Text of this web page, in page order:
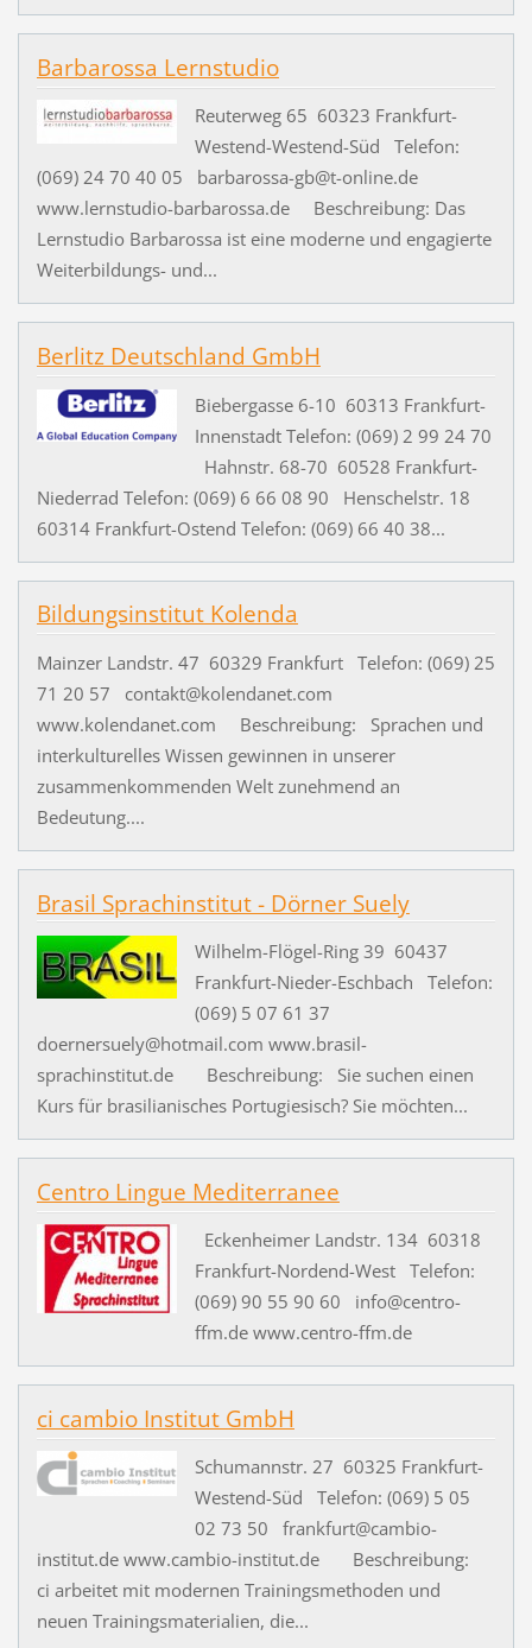
Barbarossa Lernstudio
Reuterweg 65 60323 Frankfurt-
Westend-Westend-Süd Telefon:
(069) 24 70 40 05 barbarossa-gb@t-online.de
www.lernstudio-barbarossa.de Beschreibung: Das
Lernstudio Barbarossa ist eine moderne und engagierte
Weiterbildungs- und...
Berlitz Deutschland GmbH
Biebergasse 6-10 60313 Frankfurt-
Innenstadt Telefon: (069) 2 99 24 70
Hahnstr. 68-70 60528 Frankfurt-
Niederrad Telefon: (069) 6 66 08 90 Henschelstr. 18
60314 Frankfurt-Ostend Telefon: (069) 66 40 38...
Bildungsinstitut Kolenda
Mainzer Landstr. 47 60329 Frankfurt Telefon: (069) 25
71 20 57 contakt@kolendanet.com
www.kolendanet.com Beschreibung: Sprachen und
interkulturelles Wissen gewinnen in unserer
zusammenkommenden Welt zunehmend an
Bedeutung....
Brasil Sprachinstitut - Dörner Suely
Wilhelm-Flögel-Ring 39 60437
Frankfurt-Nieder-Eschbach Telefon:
(069) 5 07 61 37
doernersuely@hotmail.com www.brasil-
sprachinstitut.de Beschreibung: Sie suchen einen
Kurs für brasilianisches Portugiesisch? Sie möchten...
Centro Lingue Mediterranee
Eckenheimer Landstr. 134 60318
Frankfurt-Nordend-West Telefon:
(069) 90 55 90 60 info@centro-
ffm.de www.centro-ffm.de
ci cambio Institut GmbH
Schumannstr. 27 60325 Frankfurt-
Westend-Süd Telefon: (069) 5 05
02 73 50 frankfurt@cambio-
institut.de www.cambio-institut.de Beschreibung:
ci arbeitet mit modernen Trainingsmethoden und
neuen Trainingsmaterialien, die...